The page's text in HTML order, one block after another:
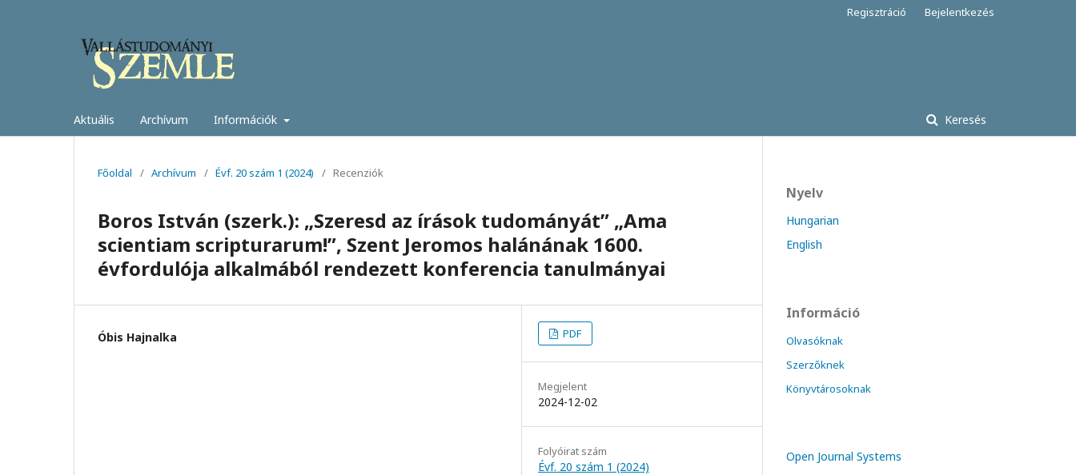
Aktuális Archívum Információk Keresés
Regisztráció Bejelentkezés
Főoldal / Archívum / Évf. 20 szám 1 (2024) / Recenziók
Boros István (szerk.): „Szeresd az írások tudományát” „Ama
scientiam scripturarum!”, Szent Jeromos halánának 1600.
évfordulója alkalmából rendezett konferencia tanulmányai
Óbis Hajnalka PDF
Megjelent
2024-12-02
Folyóirat szám
Évf. 20 szám 1 (2024)
Nyelv
Hungarian
English
Információ
Olvasóknak
Szerzőknek
Könyvtárosoknak
Open Journal Systems